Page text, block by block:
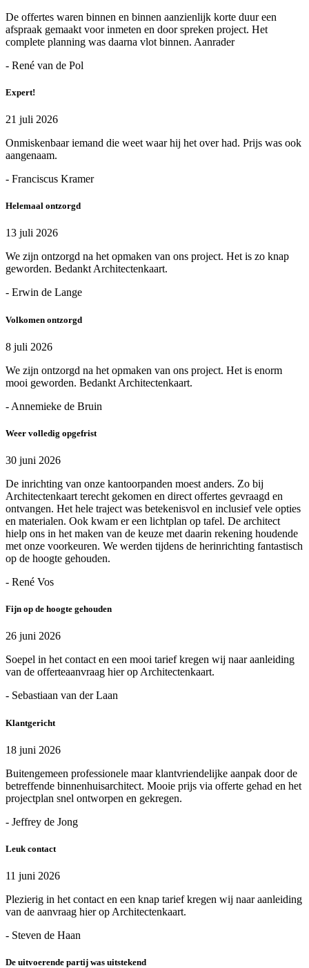
De offertes waren binnen en binnen aanzienlijk korte duur een
afspraak gemaakt voor inmeten en door spreken project. Het
complete planning was daarna vlot binnen. Aanrader
- René van de Pol
Expert!
21 juli 2026
Onmiskenbaar iemand die weet waar hij het over had. Prijs was ook
aangenaam.
- Franciscus Kramer
Helemaal ontzorgd
13 juli 2026
We zijn ontzorgd na het opmaken van ons project. Het is zo knap
geworden. Bedankt Architectenkaart.
- Erwin de Lange
Volkomen ontzorgd
8 juli 2026
We zijn ontzorgd na het opmaken van ons project. Het is enorm
mooi geworden. Bedankt Architectenkaart.
- Annemieke de Bruin
Weer volledig opgefrist
30 juni 2026
De inrichting van onze kantoorpanden moest anders. Zo bij
Architectenkaart terecht gekomen en direct offertes gevraagd en
ontvangen. Het hele traject was betekenisvol en inclusief vele opties
en materialen. Ook kwam er een lichtplan op tafel. De architect
hielp ons in het maken van de keuze met daarin rekening houdende
met onze voorkeuren. We werden tijdens de herinrichting fantastisch
op de hoogte gehouden.
- René Vos
Fijn op de hoogte gehouden
26 juni 2026
Soepel in het contact en een mooi tarief kregen wij naar aanleiding
van de offerteaanvraag hier op Architectenkaart.
- Sebastiaan van der Laan
Klantgericht
18 juni 2026
Buitengemeen professionele maar klantvriendelijke aanpak door de
betreffende binnenhuisarchitect. Mooie prijs via offerte gehad en het
projectplan snel ontworpen en gekregen.
- Jeffrey de Jong
Leuk contact
11 juni 2026
Plezierig in het contact en een knap tarief kregen wij naar aanleiding
van de aanvraag hier op Architectenkaart.
- Steven de Haan
De uitvoerende partij was uitstekend